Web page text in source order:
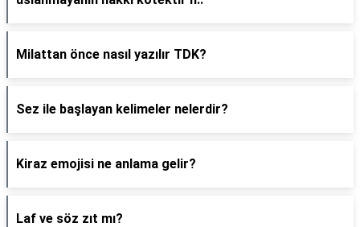
Milattan önce nasıl yazılır TDK?
Sez ile başlayan kelimeler nelerdir?
Kiraz emojisi ne anlama gelir?
Laf ve söz zıt mı?